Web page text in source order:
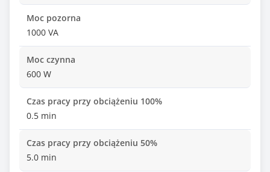
Moc pozorna
1000 VA
Moc czynna
600 W
Czas pracy przy obciążeniu 100%
0.5 min
Czas pracy przy obciążeniu 50%
5.0 min